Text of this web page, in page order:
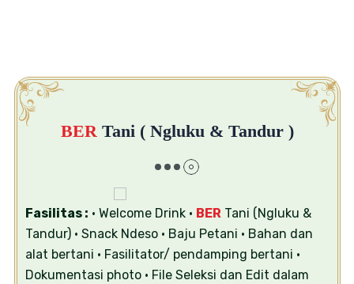
BER Tani ( Ngluku & Tandur )
Fasilitas : • Welcome Drink• BERTani (Ngluku &
Tandur)• Snack Ndeso• Baju Petani • Bahan dan
alat bertani • Fasilitator/ pendamping bertani •
Dokumentasi photo• File Seleksi dan Edit dalam